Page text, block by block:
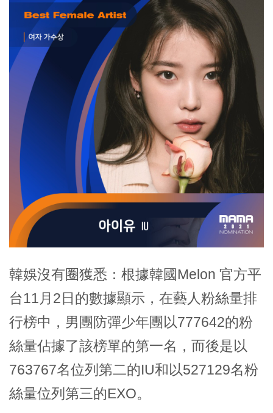
韓娛沒有圈獲悉：根據韓國Melon 官方平
台11月2日的數據顯示，在藝人粉絲量排
行榜中，男團防彈少年團以777642的粉
絲量佔據了該榜單的第一名，而後是以
763767名位列第二的IU和以527129名粉
絲量位列第三的EXO。